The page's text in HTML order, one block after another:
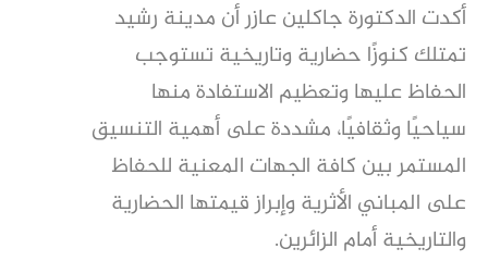
أكدت الدكتورة جاكلين عازر أن مدينة رشيد
تمتلك كنوزًا حضارية وتاريخية تستوجب
الحفاظ عليها وتعظيم الاستفادة منها
سياحيًا وثقافيًا، مشددة على أهمية التنسيق
المستمر بين كافة الجهات المعنية للحفاظ
على المباني الأثرية وإبراز قيمتها الحضارية
والتاريخية أمام الزائرين.